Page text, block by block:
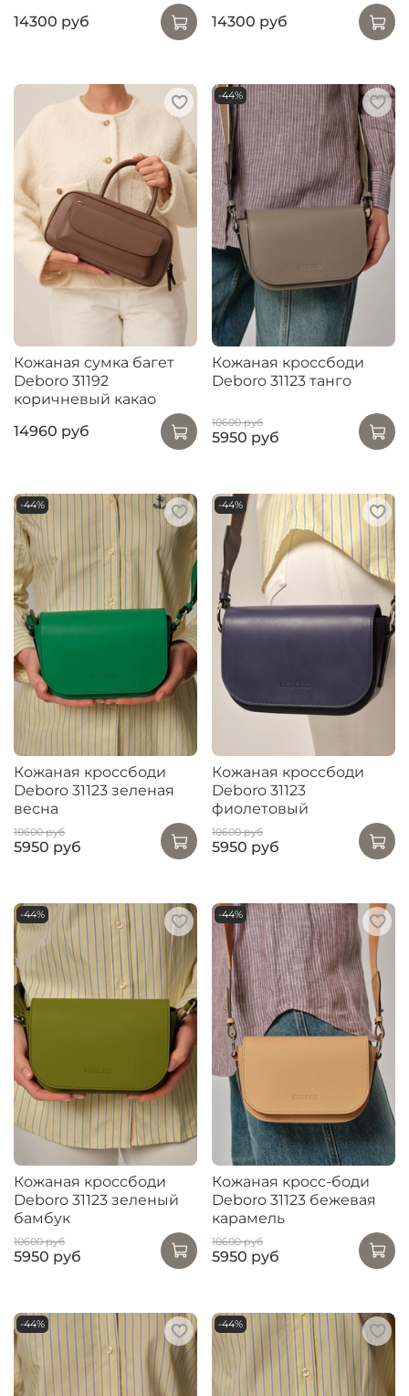
14300 руб
14300 руб
Кожаная сумка багет
Deboro 31192
коричневый какао
14960 руб
-44%
Кожаная кроссбоди
Deboro 31123 танго
10600 руб
5950 руб
-44%
Кожаная кроссбоди
Deboro 31123 зеленая
весна
10600 руб
5950 руб
-44%
Кожаная кроссбоди
Deboro 31123
фиолетовый
10600 руб
5950 руб
-44%
Кожаная кроссбоди
Deboro 31123 зеленый
бамбук
10600 руб
5950 руб
-44%
Кожаная кросс-боди
Deboro 31123 бежевая
карамель
10600 руб
5950 руб
-44% -44%